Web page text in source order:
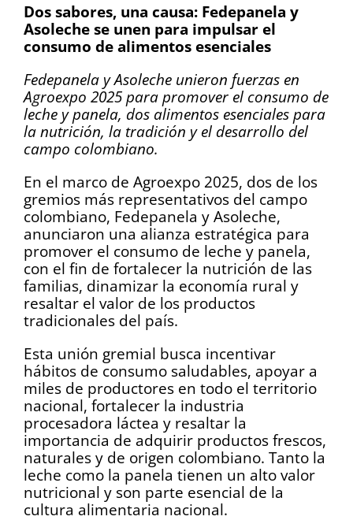
Dos sabores, una causa: Fedepanela y
Asoleche se unen para impulsar el
consumo de alimentos esenciales
Fedepanela y Asoleche unieron fuerzas en
Agroexpo 2025 para promover el consumo de
leche y panela, dos alimentos esenciales para
la nutrición, la tradición y el desarrollo del
campo colombiano.
En el marco de Agroexpo 2025, dos de los
gremios más representativos del campo
colombiano, Fedepanela y Asoleche,
anunciaron una alianza estratégica para
promover el consumo de leche y panela,
con el fin de fortalecer la nutrición de las
familias, dinamizar la economía rural y
resaltar el valor de los productos
tradicionales del país.
Esta unión gremial busca incentivar
hábitos de consumo saludables, apoyar a
miles de productores en todo el territorio
nacional, fortalecer la industria
procesadora láctea y resaltar la
importancia de adquirir productos frescos,
naturales y de origen colombiano. Tanto la
leche como la panela tienen un alto valor
nutricional y son parte esencial de la
cultura alimentaria nacional.